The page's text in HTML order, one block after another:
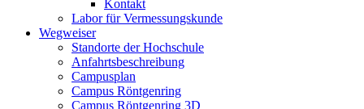
Kontakt
Labor für Vermessungskunde
Wegweiser
Standorte der Hochschule
Anfahrtsbeschreibung
Campusplan
Campus Röntgenring
Campus Röntgenring 3D